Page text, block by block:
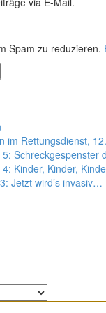
Spam zu reduzieren.
im Rettungsdienst,
Schreckgespenster
Kinder, Kinder,
Jetzt wird’s invasiv…